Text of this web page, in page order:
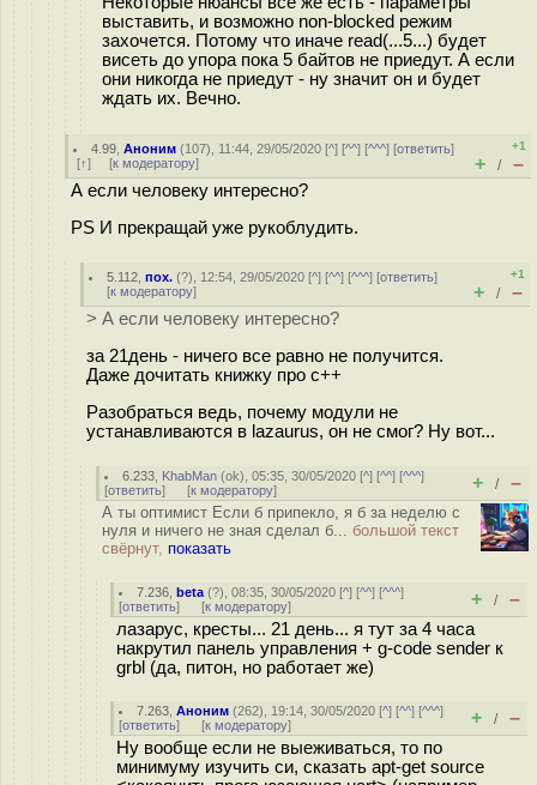
выставить, и возможно non-blocked режим
захочется. Потому что иначе read(...5...) будет
висеть до упора пока 5 байтов не приедут. А если
они никогда не приедут - ну значит он и будет
ждать их. Вечно.
4.99 ,Аноним (107), 11:44, 29/05/2020 [^] [^^] [^^^] [ответить]
[↑] [к модератору]
+1
+ / –
А если человеку интересно?
PS И прекращай уже рукоблудить.
5.112 ,пох. (?), 12:54, 29/05/2020 [^] [^^] [^^^] [ответить]
[к модератору]
+1
+ / –
> А если человеку интересно?
за 21день - ничего все равно не получится.
Даже дочитать книжку про c++
Разобраться ведь, почему модули не
устанавливаются в lazaurus, он не смог? Ну вот...
6.233 KhabMan (ok), 05:35, 30/05/2020 [^] [^^] [^^^]
[ответить] [к модератору] + / –
А ты оптимист Если б припекло, я б за неделю с
нуля и ничего не зная сделал б... большой текст
свёрнут, показать
7.236 ,beta (?), 08:35, 30/05/2020 [^] [^^] [^^^]
[ответить] [к модератору] + / –
лазарус, кресты... 21 день... я тут за 4 часа
накрутил панель управления + g-code sender к
grbl (да, питон, но работает же)
7.263 ,Аноним (262), 19:14, 30/05/2020 [^] [^^] [^^^]
[ответить] [к модератору] + / –
Ну вообще если не выеживаться, то по
минимуму изучить си, сказать apt-get source